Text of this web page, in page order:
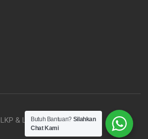
LKP & LPK JUKU. 2023
Butuh Bantuan? Silahkan
Chat Kami